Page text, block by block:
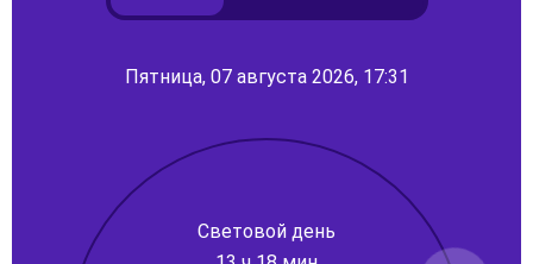
Пятница, 07 августа 2026, 17:31
Световой день